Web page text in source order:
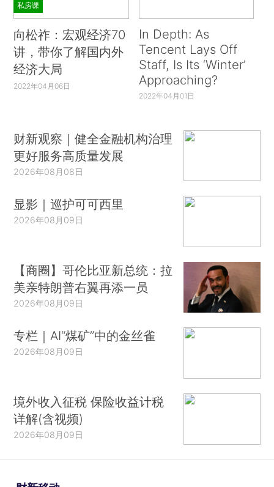
私房课
向松祚：宏观经济70
讲，带你了解国内外
经济大局
2022年04月06日
In Depth: As
Tencent Lays Off
Staff, Is Its ‘Winter’
Approaching?
2022年04月01日
财新观察｜健全金融机构治理
更好服务高质量发展
2026年08月08日
显影｜巡护可可西里
2026年08月09日
【商圈】哥伦比亚新总统：拉
美亲特朗普右翼再添一员
2026年08月09日
专栏｜AI“煤矿”中的金丝雀
2026年08月09日
境外收入征税 保险收益计税
详解(含视频)
2026年08月09日